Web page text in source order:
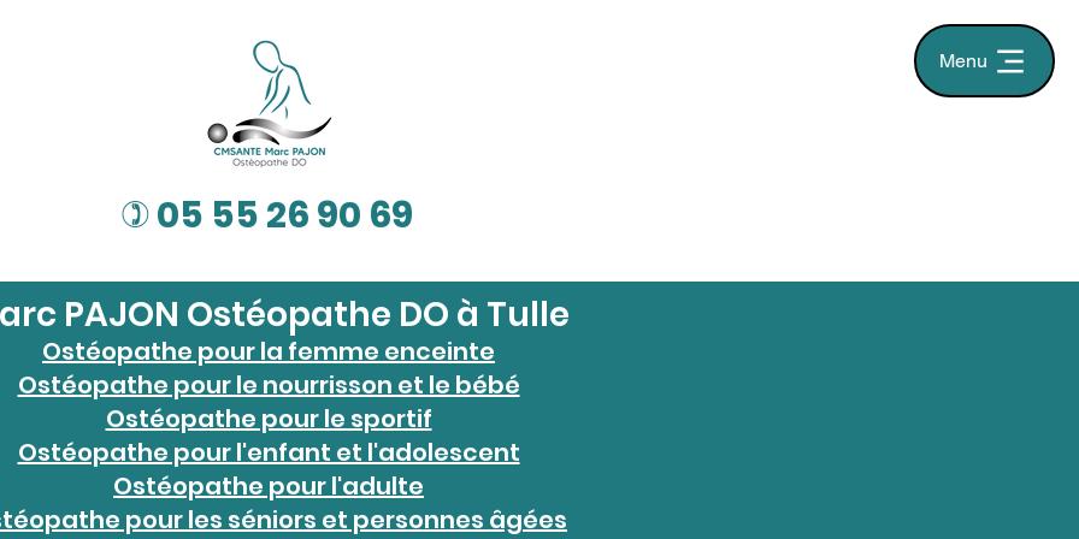
Menu
) 05 55 26 90 69
PAJON Ostéopathe DO à Tulle
Ostéopathe pour la femme enceinte
Ostéopathe pour le nourrisson et le bébé
Ostéopathe pour le sportif
Ostéopathe pour l'enfant et l'adolescent
Ostéopathe pour l'adulte
pour les séniors et personnes âgées